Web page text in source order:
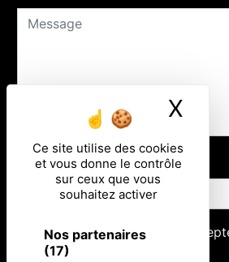
Ce site utilise des cookies
et vous donne le contrôle
sur ceux que vous
souhaitez activer
Nos partenaires
(17)
X
Combien font trois plus dix
En cochant cette case,
particulières ci-dessous **